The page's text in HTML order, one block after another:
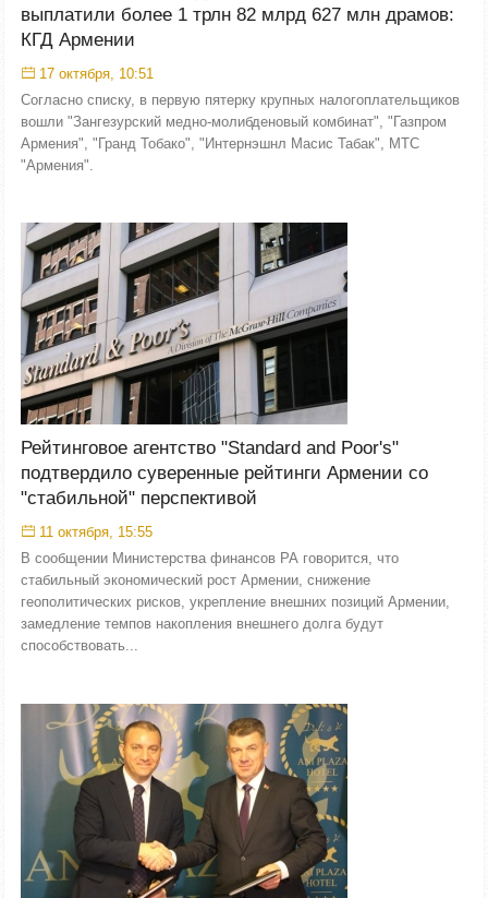
выплатили более 1 трлн 82 млрд 627 млн драмов:
КГД Армении
17 октября, 10:51
Согласно списку, в первую пятерку крупных налогоплательщиков
вошли "Зангезурский медно-молибденовый комбинат", "Газпром
Армения", "Гранд Тобако", "Интернэшнл Масис Табак", МТС
"Армения".
Рейтинговое агентство "Standard and Poor's"
подтвердило суверенные рейтинги Армении со
"стабильной" перспективой
11 октября, 15:55
В сообщении Министерства финансов РА говорится, что
стабильный экономический рост Армении, снижение
геополитических рисков, укрепление внешних позиций Армении,
замедление темпов накопления внешнего долга будут
способствовать...